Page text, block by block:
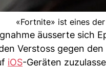
«Fortnite» ist eines
äusserte sich
Verstoss gegen
iOS-Geräten